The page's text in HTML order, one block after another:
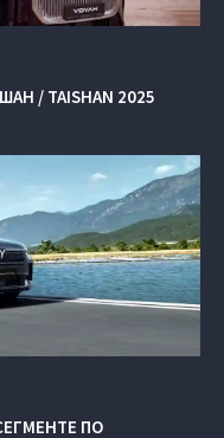
/ TAISHAN 2025
ПО